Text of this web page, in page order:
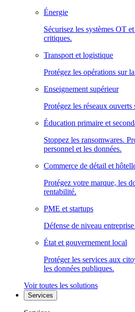
Énergie
Sécurisez les systèmes OT
critiques.
Transport et logistique
Protégez les opérations sur
Enseignement supérieur
Protégez les réseaux
Éducation primaire et
Stoppez les ransomwares.
personnel et les données.
Commerce de détail et
Protégez votre marque, les
rentabilité.
PME et startups
Défense de niveau
État et gouvernement local
Protéger les services aux
les données publiques.
Voir toutes les solutions
Services